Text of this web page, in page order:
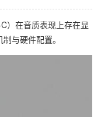
）在音质表现上存在显
与硬件配置。